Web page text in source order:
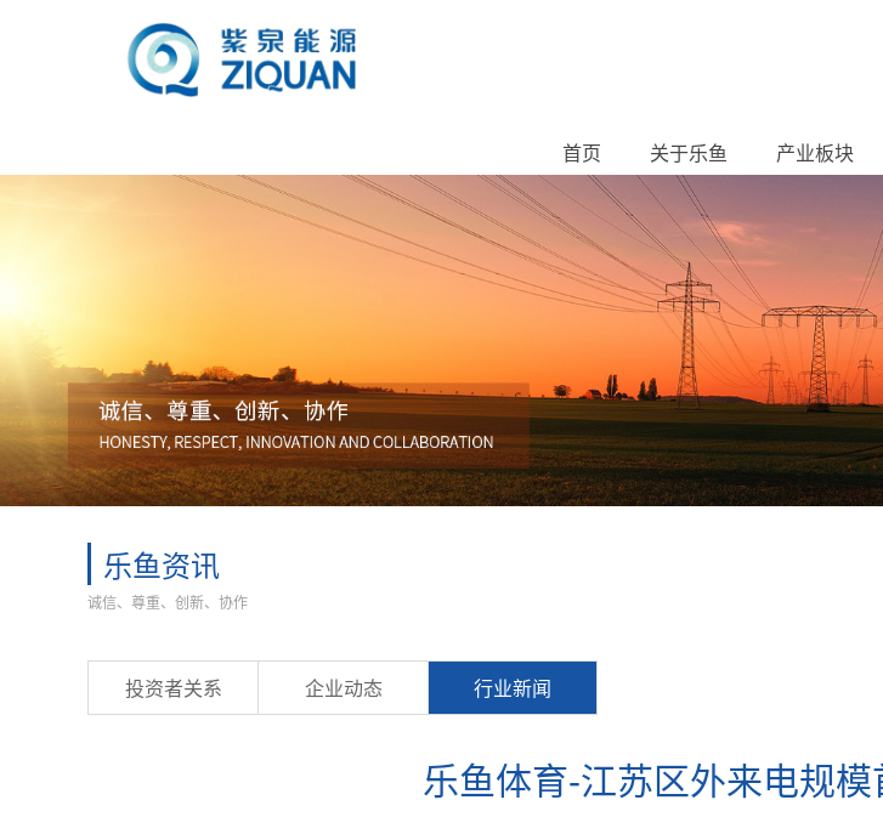
首页 关于乐鱼 产业板块
乐鱼资讯
诚信、尊重、创新、协作
投资者关系 企业动态 行业新闻
乐鱼体育-江苏区外来电规